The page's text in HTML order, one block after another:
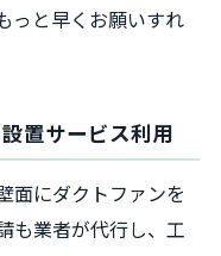
っと早くお願いすれ
置サービス利用
面にダクトファンを
も業者が代行し、工